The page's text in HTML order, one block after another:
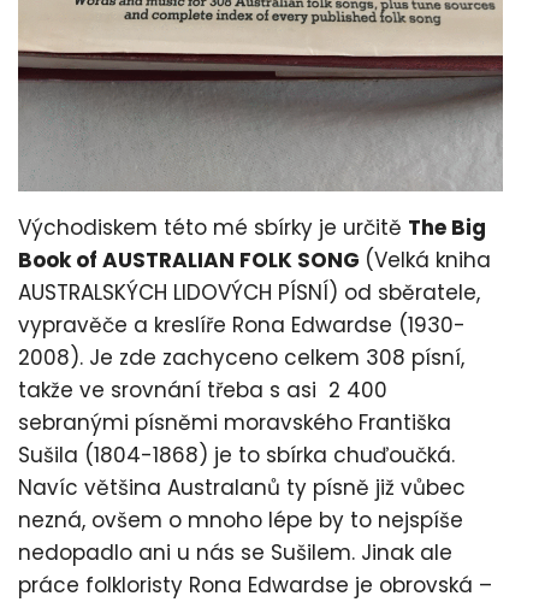
Východiskem této mé sbírky je určitě The Big
Book of AUSTRALIAN FOLK SONG (Velká kniha
AUSTRALSKÝCH LIDOVÝCH PÍSNÍ) od sběratele,
vypravěče a kreslíře Rona Edwardse (1930-
2008). Je zde zachyceno celkem 308 písní,
takže ve srovnání třeba s asi 2 400
sebranými písněmi moravského Františka
Sušila (1804-1868) je to sbírka chuďoučká.
Navíc většina Australanů ty písně již vůbec
nezná, ovšem o mnoho lépe by to nejspíše
nedopadlo ani u nás se Sušilem. Jinak ale
práce folkloristy Rona Edwardse je obrovská –